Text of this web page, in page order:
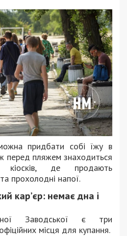
придбати собі їжу в
перед пляжем знаходиться
кіосків, де продають
прохолодні напої.
кар’єр: немає дна і
Заводської є три
місця для купання.